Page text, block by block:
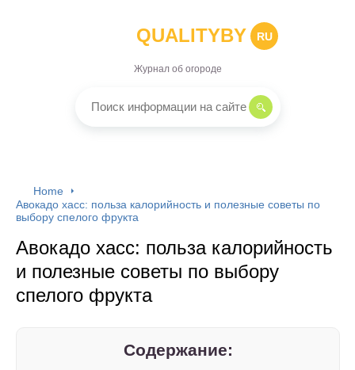
QUALITYBY RU
Журнал об огороде
Home
Авокадо хасс: польза калорийность и полезные советы по
выбору спелого фрукта
Авокадо хасс: польза калорийность
и полезные советы по выбору
спелого фрукта
Содержание: